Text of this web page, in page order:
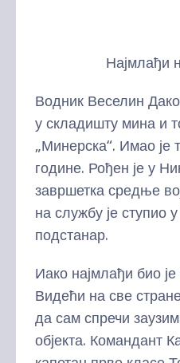
Најмлађи
Водник Веселин
у складишту мина и
„Минерска“. Имао је
године. Рођен је у
завршетка средње
на службу је ступио
подстанар.
Иако најмлађи био је
Видећи на све
да сам спречи
објекта. Командант